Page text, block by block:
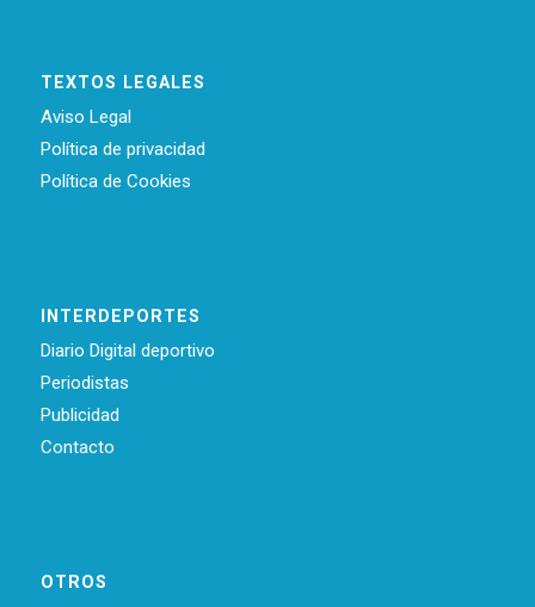
TEXTOS LEGALES
Aviso Legal
Política de privacidad
Política de Cookies
INTERDEPORTES
Diario Digital deportivo
Periodistas
Publicidad
Contacto
OTROS